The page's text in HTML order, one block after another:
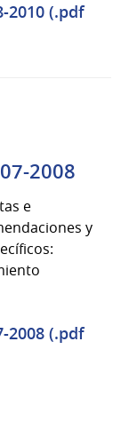
2010 (.pdf
2008
e
y
2008 (.pdf